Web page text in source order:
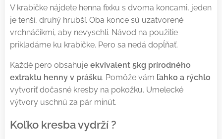
V krabičke nájdete henna fixku s dvoma koncami, jeden
je tenší, druhý hrubší. Oba konce sú uzatvorené
vrchnáčikmi, aby nevyschli. Návod na použitie
prikladáme ku krabičke. Pero sa nedá dopĺňať.
Každé pero obsahuje ekvivalent 5kg prírodného
extraktu henny v prášku. Pomôže vám ľahko a rýchlo
vytvoriť dočasné kresby na pokožku. Umelecké
výtvory uschnú za pár minút.
Koľko kresba vydrží ?